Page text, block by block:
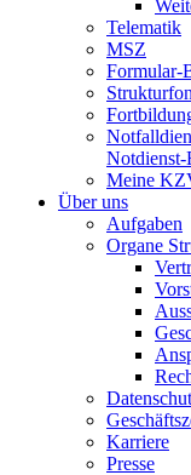
Telematik
MSZ
Formular-
Notdienst-
Meine
Über uns
Aufgaben
Organe
Karriere
Presse